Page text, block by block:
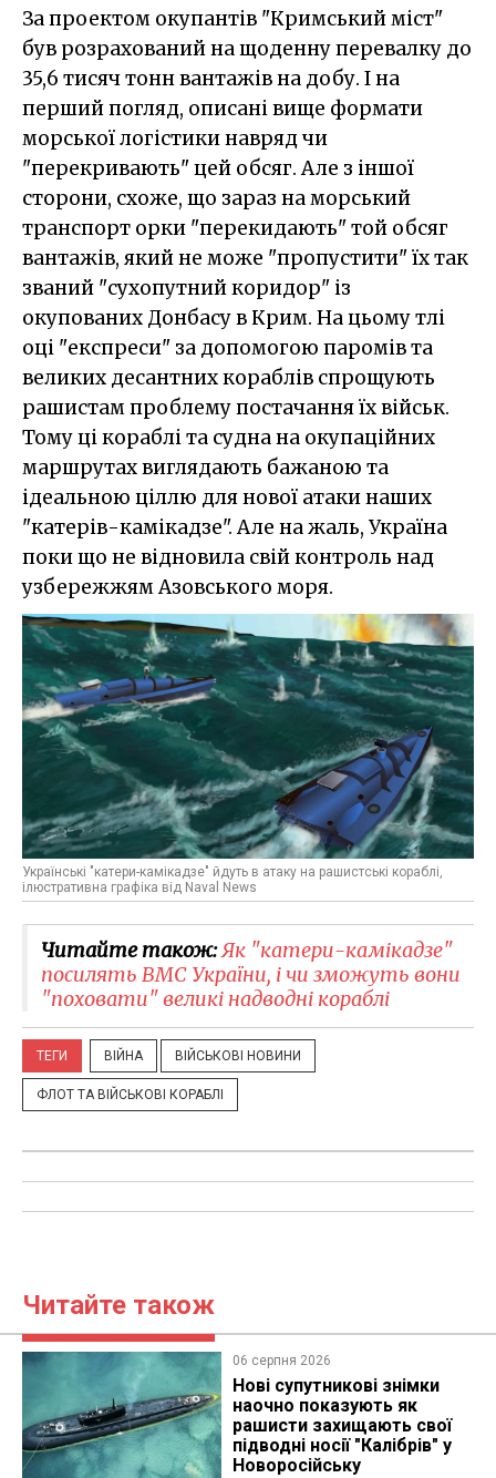
За проектом окупантів "Кримський міст"
був розрахований на щоденну перевалку до
35,6 тисяч тонн вантажів на добу. І на
перший погляд, описані вище формати
морської логістики навряд чи
"перекривають" цей обсяг. Але з іншої
сторони, схоже, що зараз на морський
транспорт орки "перекидають" той обсяг
вантажів, який не може "пропустити" їх так
званий "сухопутний коридор" із
окупованих Донбасу в Крим. На цьому тлі
оці "експреси" за допомогою паромів та
великих десантних кораблів спрощують
рашистам проблему постачання їх військ.
Тому ці кораблі та судна на окупаційних
маршрутах виглядають бажаною та
ідеальною ціллю для нової атаки наших
"катерів-камікадзе". Але на жаль, Україна
поки що не відновила свій контроль над
узбережжям Азовського моря.
Українські "катери-камікадзе" йдуть в атаку на рашистські кораблі,
ілюстративна графіка від Naval News
Читайте також:Як "катери-камікадзе"
посилять ВМС України, і чи зможуть вони
"поховати" великі надводні кораблі
ТЕГИ ВІЙНА ВІЙСЬКОВІ НОВИНИ
ФЛОТ ТА ВІЙСЬКОВІ КОРАБЛІ
Читайте також
06 серпня 2026
Нові супутникові знімки
наочно показують як
рашисти захищають свої
підводні носії "Калібрів" у
Новоросійську